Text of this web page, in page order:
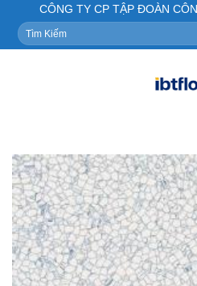
content
CÔNG TY CP TẬP ĐOÀN
Tìm
kiếm: